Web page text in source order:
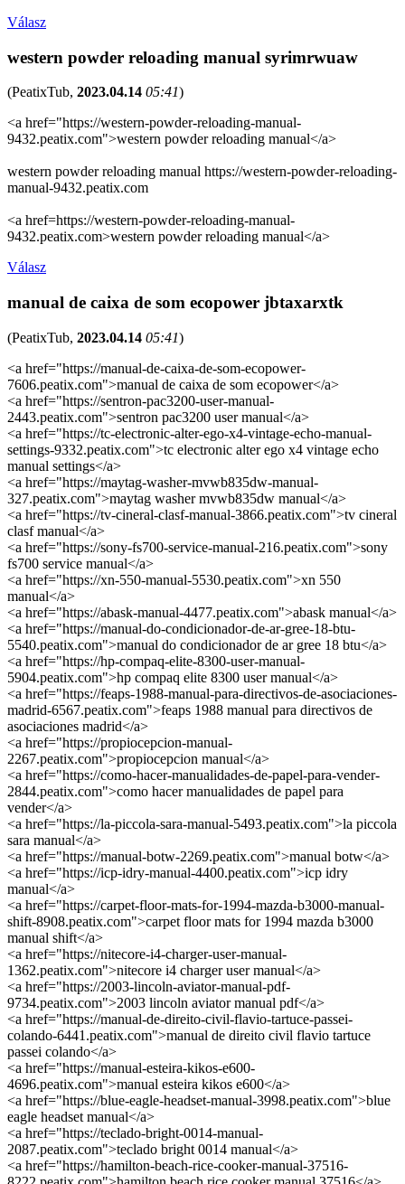
Válasz
western powder reloading manual syrimrwuaw
(PeatixTub, 2023.04.14 05:41)
<a href="https://western-powder-reloading-manual-
9432.peatix.com">western powder reloading manual</a>
western powder reloading manual https://western-powder-reloading-
manual-9432.peatix.com
<a href=https://western-powder-reloading-manual-
9432.peatix.com>western powder reloading manual</a>
Válasz
manual de caixa de som ecopower jbtaxarxtk
(PeatixTub, 2023.04.14 05:41)
<a href="https://manual-de-caixa-de-som-ecopower-
7606.peatix.com">manual de caixa de som ecopower</a>
<a href="https://sentron-pac3200-user-manual-
2443.peatix.com">sentron pac3200 user manual</a>
<a href="https://tc-electronic-alter-ego-x4-vintage-echo-manual-
settings-9332.peatix.com">tc electronic alter ego x4 vintage echo
manual settings</a>
<a href="https://maytag-washer-mvwb835dw-manual-
327.peatix.com">maytag washer mvwb835dw manual</a>
<a href="https://tv-cineral-clasf-manual-3866.peatix.com">tv cineral
clasf manual</a>
<a href="https://sony-fs700-service-manual-216.peatix.com">sony
fs700 service manual</a>
<a href="https://xn-550-manual-5530.peatix.com">xn 550
manual</a>
<a href="https://abask-manual-4477.peatix.com">abask manual</a>
<a href="https://manual-do-condicionador-de-ar-gree-18-btu-
5540.peatix.com">manual do condicionador de ar gree 18 btu</a>
<a href="https://hp-compaq-elite-8300-user-manual-
5904.peatix.com">hp compaq elite 8300 user manual</a>
<a href="https://feaps-1988-manual-para-directivos-de-asociaciones-
madrid-6567.peatix.com">feaps 1988 manual para directivos de
asociaciones madrid</a>
<a href="https://propiocepcion-manual-
2267.peatix.com">propiocepcion manual</a>
<a href="https://como-hacer-manualidades-de-papel-para-vender-
2844.peatix.com">como hacer manualidades de papel para
vender</a>
<a href="https://la-piccola-sara-manual-5493.peatix.com">la piccola
sara manual</a>
<a href="https://manual-botw-2269.peatix.com">manual botw</a>
<a href="https://icp-idry-manual-4400.peatix.com">icp idry
manual</a>
<a href="https://carpet-floor-mats-for-1994-mazda-b3000-manual-
shift-8908.peatix.com">carpet floor mats for 1994 mazda b3000
manual shift</a>
<a href="https://nitecore-i4-charger-user-manual-
1362.peatix.com">nitecore i4 charger user manual</a>
<a href="https://2003-lincoln-aviator-manual-pdf-
9734.peatix.com">2003 lincoln aviator manual pdf</a>
<a href="https://manual-de-direito-civil-flavio-tartuce-passei-
colando-6441.peatix.com">manual de direito civil flavio tartuce
passei colando</a>
<a href="https://manual-esteira-kikos-e600-
4696.peatix.com">manual esteira kikos e600</a>
<a href="https://blue-eagle-headset-manual-3998.peatix.com">blue
eagle headset manual</a>
<a href="https://teclado-bright-0014-manual-
2087.peatix.com">teclado bright 0014 manual</a>
<a href="https://hamilton-beach-rice-cooker-manual-37516-